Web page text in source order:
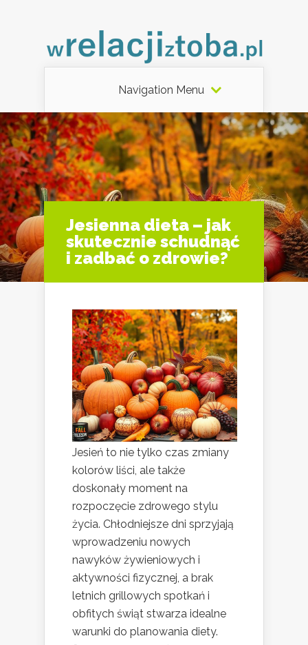
Navigation Menu
Jesienna dieta – jak
skutecznie schudnąć
i zadbać o zdrowie?
Jesień to nie tylko czas zmiany
kolorów liści, ale także
doskonały moment na
rozpoczęcie zdrowego stylu
życia. Chłodniejsze dni sprzyjają
wprowadzeniu nowych
nawyków żywieniowych i
aktywności fizycznej, a brak
letnich grillowych spotkań i
obfitych świąt stwarza idealne
warunki do planowania diety.